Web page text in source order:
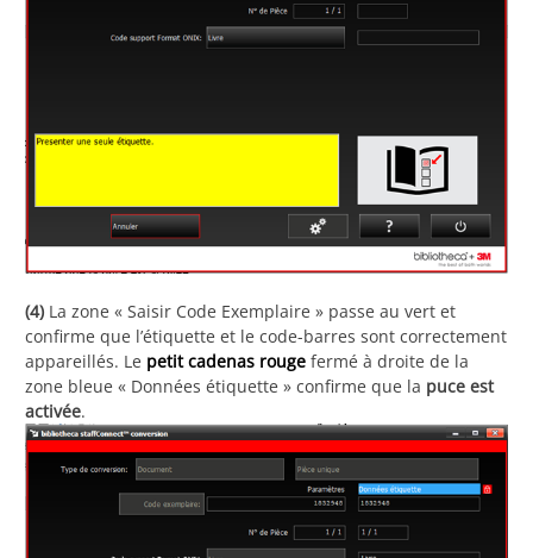
(4) La zone « Saisir Code Exemplaire » passe au vert et
confirme que l’étiquette et le code-barres sont correctement
appareillés. Le petit cadenas rouge fermé à droite de la
zone bleue « Données étiquette » confirme que la puce est
activée.